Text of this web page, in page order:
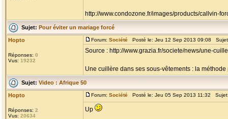
http://www.condozone.fr/images/products/callvin-
Sujet: Pour éviter un mariage forcé
Hopto
Réponses: 0
Vus: 19232
Forum: Société Posté le: Jeu 12 Sep 2013 09:08
Source : http://www.grazia.fr/societe/news/une-
Une cuillère dans ses sous-vêtements : la méthode
Sujet: Video : Afrique 50
Hopto
Réponses: 2
Vus: 20634
Forum: Société Posté le: Jeu 05 Sep 2013 11:32
Up